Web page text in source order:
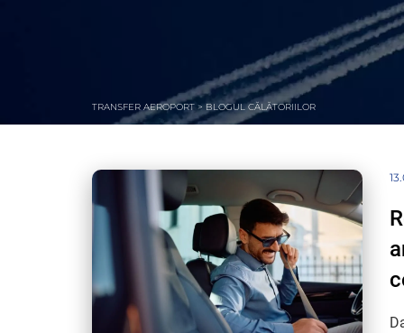
TRANSFER AEROPORT >BLOGUL CĂLĂTORIILOR